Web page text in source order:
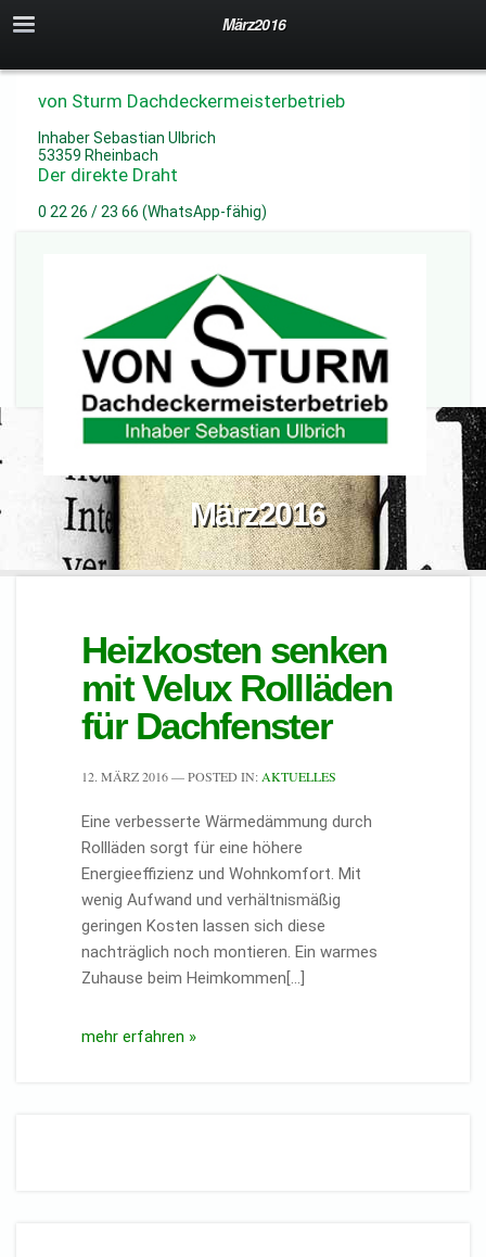
März2016
von Sturm Dachdeckermeisterbetrieb
Inhaber Sebastian Ulbrich
53359 Rheinbach
Der direkte Draht
0 22 26 / 23 66 (WhatsApp-fähig)
März2016
Heizkosten senken
mit Velux Rollläden
für Dachfenster
12. MÄRZ 2016— POSTED IN: AKTUELLES
Eine verbesserte Wärmedämmung durch
Rollläden sorgt für eine höhere
Energieeffizienz und Wohnkomfort. Mit
wenig Aufwand und verhältnismäßig
geringen Kosten lassen sich diese
nachträglich noch montieren. Ein warmes
Zuhause beim Heimkommen[…]
mehr erfahren »